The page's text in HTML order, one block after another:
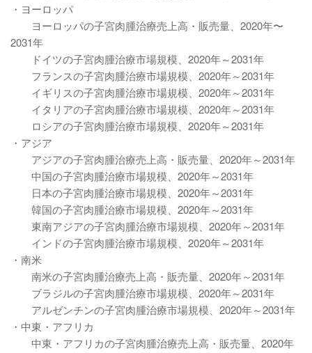
・ヨーロッパ
ヨーロッパの子宮肉腫治療売上高・販売量、2020年〜
2031年
ドイツの子宮肉腫治療市場規模、2020年～2031年
フランスの子宮肉腫治療市場規模、2020年～2031年
イギリスの子宮肉腫治療市場規模、2020年～2031年
イタリアの子宮肉腫治療市場規模、2020年～2031年
ロシアの子宮肉腫治療市場規模、2020年～2031年
・アジア
アジアの子宮肉腫治療売上高・販売量、2020年～2031年
中国の子宮肉腫治療市場規模、2020年～2031年
日本の子宮肉腫治療市場規模、2020年～2031年
韓国の子宮肉腫治療市場規模、2020年～2031年
東南アジアの子宮肉腫治療市場規模、2020年～2031年
インドの子宮肉腫治療市場規模、2020年～2031年
・南米
南米の子宮肉腫治療売上高・販売量、2020年～2031年
ブラジルの子宮肉腫治療市場規模、2020年～2031年
アルゼンチンの子宮肉腫治療市場規模、2020年～2031年
・中東・アフリカ
中東・アフリカの子宮肉腫治療売上高・販売量、2020年